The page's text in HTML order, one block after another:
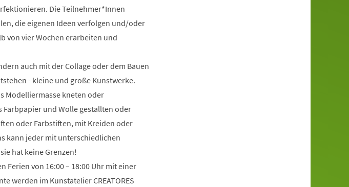
Die Teilnehmer*Innen
die eigenen Ideen verfolgen und/oder
von vier Wochen erarbeiten und
auch mit der Collage oder dem Bauen
- kleine und große Kunstwerke.
Modelliermasse kneten oder
Farbpapier und Wolle gestallten oder
oder Farbstiften, mit Kreiden oder
kann jeder mit unterschiedlichen
hat keine Grenzen!
Ferien von 16:00 – 18:00 Uhr mit einer
werden im Kunstatelier CREATORES